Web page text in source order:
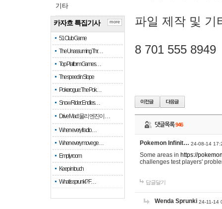
기타
카자흐 특집기사
51 Club Game
The Unassuming Thr…
Top Platform Games…
The speed in Slope
Pokerogue: The Pok…
Snow Rider: Endles…
Drive Mad: 물리 엔진이 …
When every fractio…
When every move ge…
Empty room
Keep in touch
What is sprunki? F…
more 파일 제작 및 기
8 701 555 8949
댓글목록946
Pokemon Infinit… 24-08-14
Some areas in https://
challenges test players'
답글달기
Wenda Sprunki 24-11-14